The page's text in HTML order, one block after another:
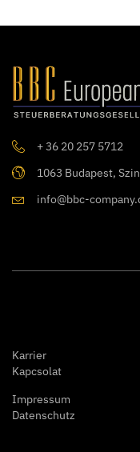
+ 36 20 257 5712
1063 Budapest,
info@bbc-
Karrier
Kapcsolat
Impressum
Datenschutz